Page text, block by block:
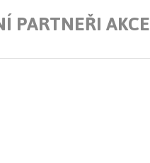
PARTNEŘI AKCE